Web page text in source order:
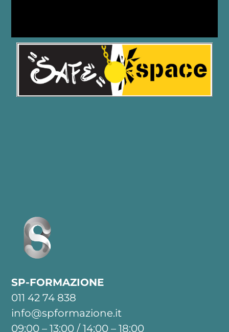
SP-FORMAZIONE
011 42 74 838
info@spformazione.it
09:00 – 13:00 / 14:00 – 18:00